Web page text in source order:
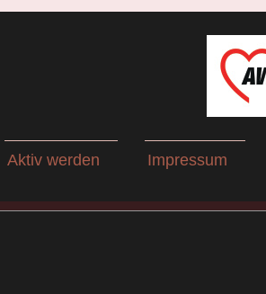
Aktiv werden Impressum